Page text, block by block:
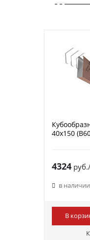
40х150
4324
в наличии
В